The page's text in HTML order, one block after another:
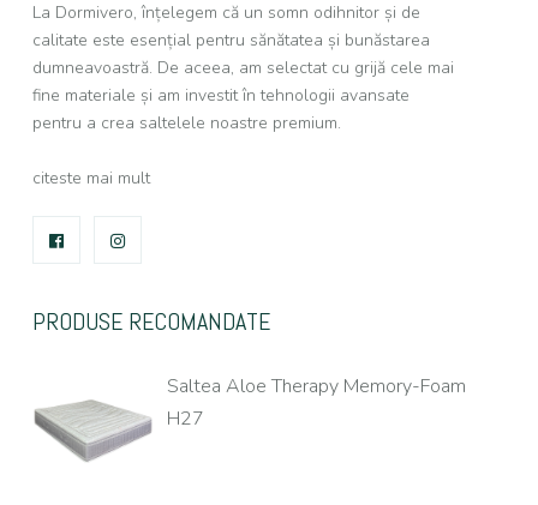
La Dormivero, înțelegem că un somn odihnitor și de
calitate este esențial pentru sănătatea și bunăstarea
dumneavoastră. De aceea, am selectat cu grijă cele mai
fine materiale și am investit în tehnologii avansate
pentru a crea saltelele noastre premium.
citeste mai mult
FACEBOOK
PRODUSE RECOMANDATE
Saltea Aloe Therapy Memory-Foam
H27